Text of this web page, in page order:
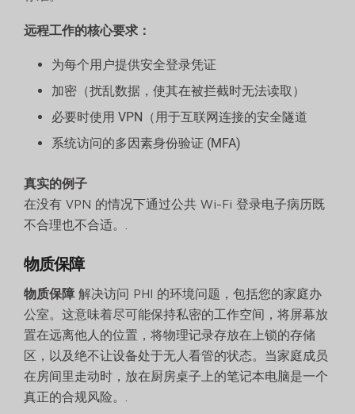
远程工作的核心要求：
为每个用户提供安全登录凭证
加密（扰乱数据，使其在被拦截时无法读取）
必要时使用 VPN（用于互联网连接的安全隧道
系统访问的多因素身份验证 (MFA)
真实的例子
在没有 VPN 的情况下通过公共 Wi-Fi 登录电子病历既
不合理也不合适。.
物质保障
物质保障 解决访问 PHI 的环境问题，包括您的家庭办
公室。这意味着尽可能保持私密的工作空间，将屏幕放
置在远离他人的位置，将物理记录存放在上锁的存储
区，以及绝不让设备处于无人看管的状态。当家庭成员
在房间里走动时，放在厨房桌子上的笔记本电脑是一个
真正的合规风险。.